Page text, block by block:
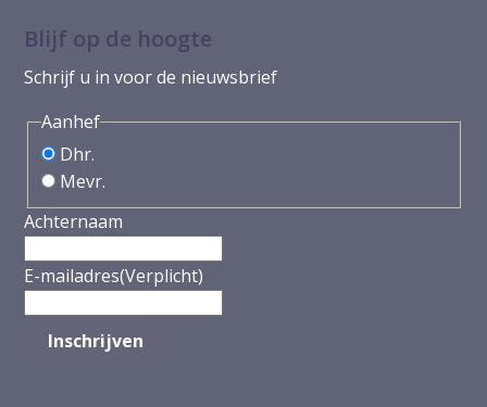
Blijf op de hoogte
Schrijf u in voor de nieuwsbrief
Aanhef
Dhr.
Mevr.
Achternaam
E-mailadres(Verplicht)